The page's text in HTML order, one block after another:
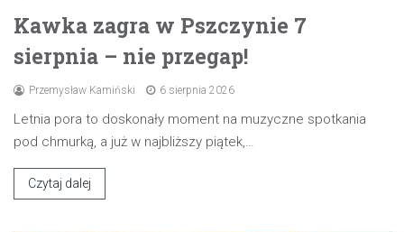
Kawka zagra w Pszczynie 7
sierpnia – nie przegap!
Przemysław Kamiński 6 sierpnia 2026
Letnia pora to doskonały moment na muzyczne spotkania
pod chmurką, a już w najbliższy piątek,…
Czytaj dalej